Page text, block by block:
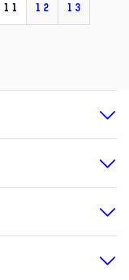
11 12 13